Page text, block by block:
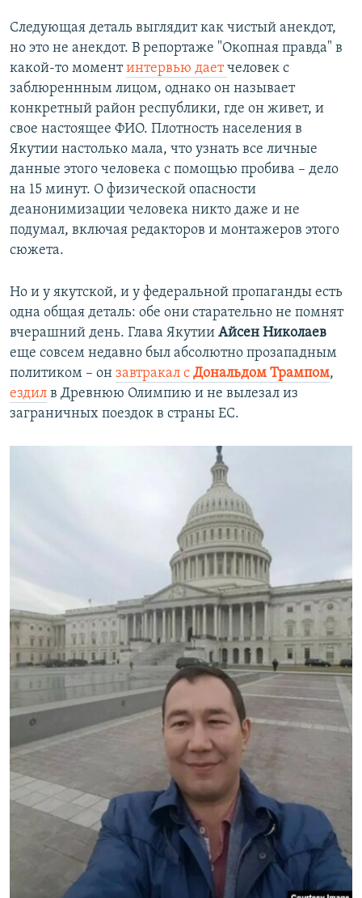
Следующая деталь выглядит как чистый анекдот,
но это не анекдот. В репортаже "Окопная правда" в
какой-то моментинтервью даетчеловек с
заблюреннным лицом, однако он называет
конкретный район республики, где он живет, и
свое настоящее ФИО. Плотность населения в
Якутии настолько мала, что узнать все личные
данные этого человека с помощью пробива – дело
на 15 минут. О физической опасности
деанонимизации человека никто даже и не
подумал, включая редакторов и монтажеров этого
сюжета.
Но и у якутской, и у федеральной пропаганды есть
одна общая деталь: обе они старательно не помнят
вчерашний день. Глава Якутии Айсен Николаев
еще совсем недавно был абсолютно прозападным
политиком – он завтракал с Дональдом Трампом,
ездил в Древнюю Олимпию и не вылезал из
заграничных поездок в страны ЕС.